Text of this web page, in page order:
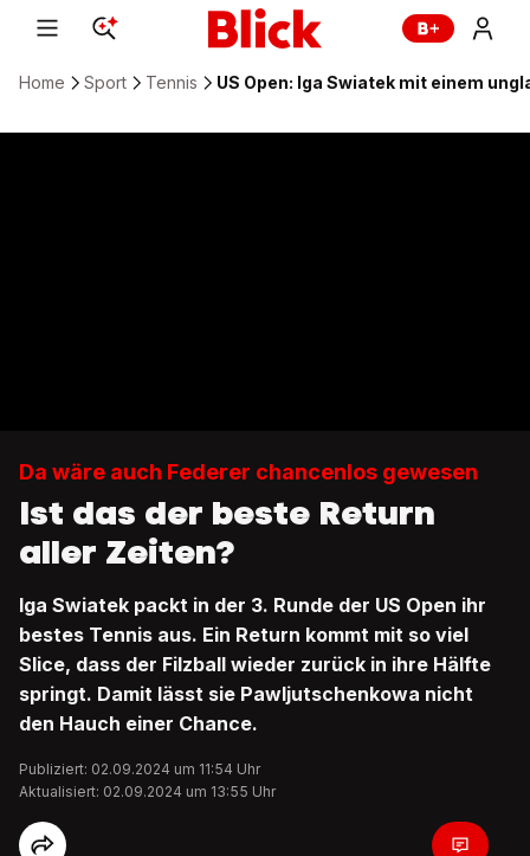
Home Sport Tennis US Open: Iga Swiatek mit einem
Da wäre auch Federer chancenlos gewesen
Ist das der beste Return
aller Zeiten?
Iga Swiatek packt in der 3. Runde der US Open ihr
bestes Tennis aus. Ein Return kommt mit so viel
Slice, dass der Filzball wieder zurück in ihre Hälfte
springt. Damit lässt sie Pawljutschenkowa nicht
den Hauch einer Chance.
Publiziert: 02.09.2024 um 11:54 Uhr
Aktualisiert: 02.09.2024 um 13:55 Uhr